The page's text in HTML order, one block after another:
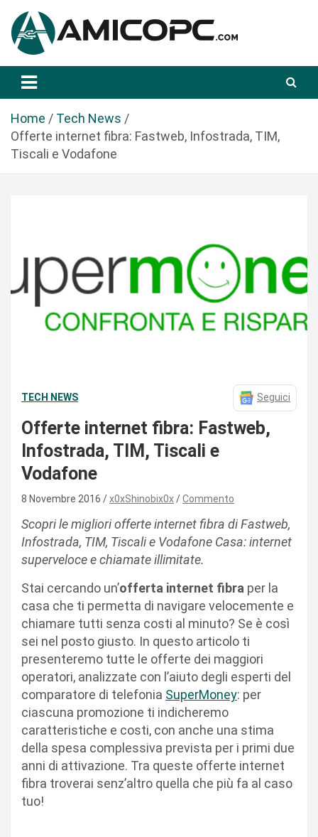
a
Amicopc.com
Home
Tech News
Offerte internet fibra: Fastweb, Infostrada, TIM,
Tiscali e Vodafone
TECH NEWS Seguici
Offerte internet fibra: Fastweb,
Infostrada, TIM, Tiscali e
Vodafone
8 Novembre 2016 x0xShinobix0x Commento
Scopri le migliori offerte internet fibra di Fastweb,
Infostrada, TIM, Tiscali e Vodafone Casa: internet
superveloce e chiamate illimitate.
Stai cercando un’offerta internet fibra per la
casa che ti permetta di navigare velocemente e
chiamare tutti senza costi al minuto? Se è così
sei nel posto giusto. In questo articolo ti
presenteremo tutte le offerte dei maggiori
operatori, analizzate con l’aiuto degli esperti del
comparatore di telefonia SuperMoney: per
ciascuna promozione ti indicheremo
caratteristiche e costi, con anche una stima
della spesa complessiva prevista per i primi due
anni di attivazione. Tra queste offerte internet
fibra troverai senz’altro quella che più fa al caso
tuo!